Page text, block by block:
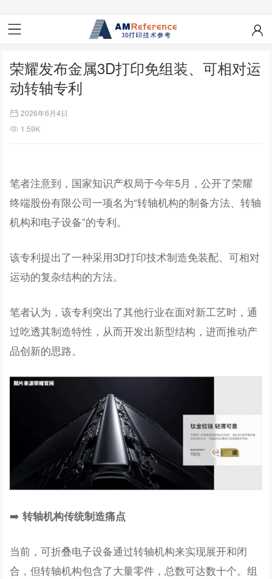
荣耀发布金属3D打印免组装、可相对运
动转轴专利
2026年6月4日
1.59K
笔者注意到，国家知识产权局于今年5月，公开了荣耀
终端股份有限公司一项名为“转轴机构的制备方法、转轴
机构和电子设备”的专利。
该专利提出了一种采用3D打印技术制造免装配、可相对
运动的复杂结构的方法。
笔者认为，该专利突出了其他行业在面对新工艺时，通
过吃透其制造特性，从而开发出新型结构，进而推动产
品创新的思路。
➡️转轴机构传统制造痛点
当前，可折叠电子设备通过转轴机构来实现展开和闭
合，但转轴机构包含了大量零件，总数可达数十个。组